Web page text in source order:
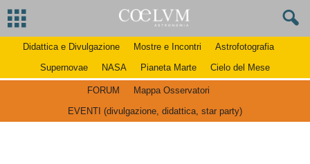
Didattica e Divulgazione Mostre e Incontri
Astrofotografia
Supernovae
NASA Pianeta Marte Cielo del Mese
FORUM
Mappa Osservatori
EVENTI (divulgazione, didattica, star party)